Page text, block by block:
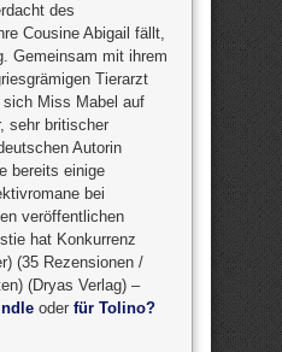
des
Cousine Abigail fällt,
Gemeinsam mit ihrem
Tierarzt
Miss Mabel auf
sehr britischer
Autorin
bereits einige
bei
veröffentlichen
hat Konkurrenz
(35 Rezensionen /
(Dryas Verlag) –
oder für Tolino?